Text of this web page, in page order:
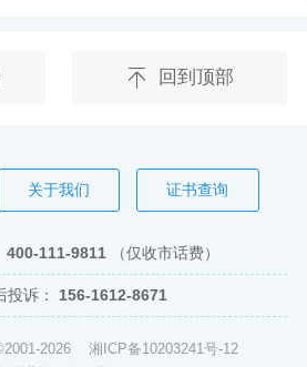
回到顶部
关于我们 证书查询
400-111-9811 （仅收市话费）
投诉： 156-1612-8671
2026 湘ICP备10203241号-12